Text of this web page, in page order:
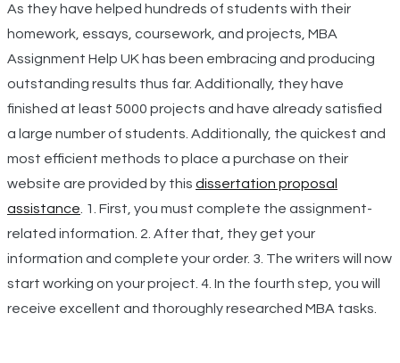
As they have helped hundreds of students with their
homework, essays, coursework, and projects, MBA
Assignment Help UK has been embracing and producing
outstanding results thus far. Additionally, they have
finished at least 5000 projects and have already satisfied
a large number of students. Additionally, the quickest and
most efficient methods to place a purchase on their
website are provided by this dissertation proposal
assistance . 1. First, you must complete the assignment-
related information. 2. After that, they get your
information and complete your order. 3. The writers will now
start working on your project. 4. In the fourth step, you will
receive excellent and thoroughly researched MBA tasks.